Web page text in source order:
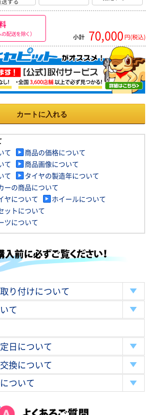
配送を除く） 小計 70,000 円(税込)
カートに入れる
て
商品の価格について
て
商品画像について
て
タイヤの製造年について
ーの商品について
ヤについて
ホイールについて
ットについて
ツについて
り付けについて
て
日について
換について
ついて